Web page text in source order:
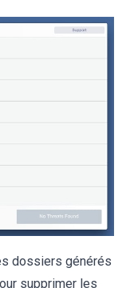
dossiers générés
supprimer les